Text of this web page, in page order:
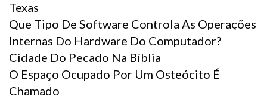
Texas
Que Tipo De Software Controla As Operações
Internas Do Hardware Do Computador?
Cidade Do Pecado Na Bíblia
O Espaço Ocupado Por Um Osteócito É
Chamado